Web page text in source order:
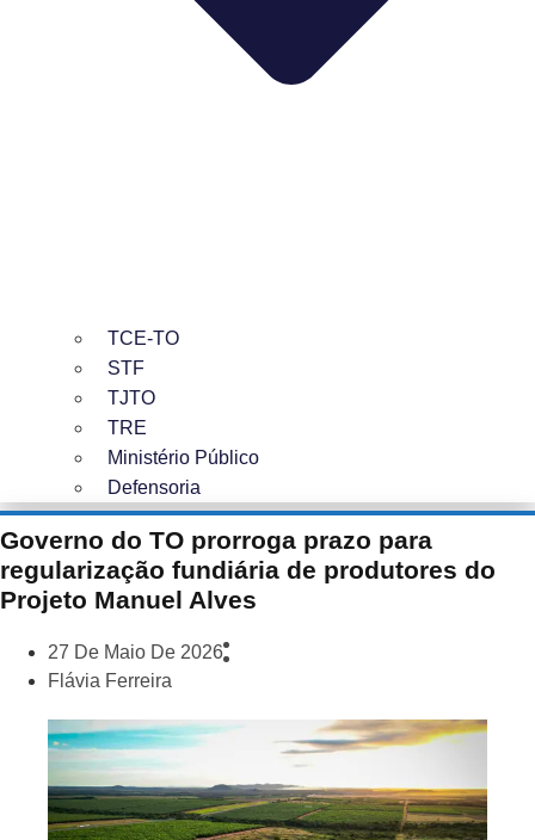
TCE-TO
STF
TJTO
TRE
Ministério Público
Defensoria
Governo do TO prorroga prazo para
regularização fundiária de produtores do
Projeto Manuel Alves
27 De Maio De 2026
Flávia Ferreira